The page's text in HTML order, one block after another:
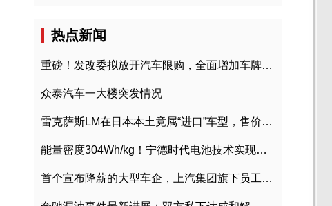
热点新闻
重磅！发改委拟放开汽车限购，全面增加车牌指标
众泰汽车一大楼突发情况
雷克萨斯LM在日本本土竟属“进口”车型，售价2580万日元
能量密度304Wh/kg！宁德时代电池技术实现突破
首个宣布降薪的大型车企，上汽集团旗下员工降薪文件曝光